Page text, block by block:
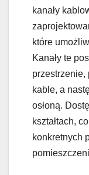
kanały
które
Kanały te
przestrzenie,
kable, a
osłoną.
kształtach,
konkretnych